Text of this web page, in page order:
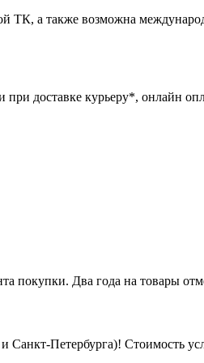
ТК, а также возможна
доставке курьеру*, онлайн
покупки. Два года на товары
Петербурга)! Стоимость